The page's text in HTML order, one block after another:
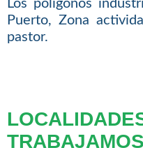
Los polígonos
Puerto, Zona
pastor.